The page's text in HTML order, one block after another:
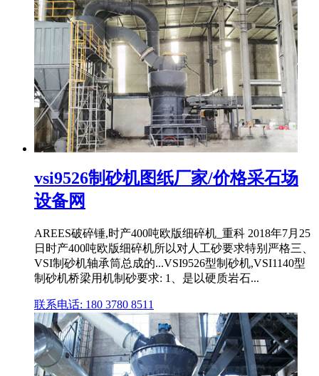
vsi9526制砂机图纸厂家/价格采石场
设备网
AREES破碎锤,时产400吨欧版细碎机_重科 2018年7月25
日时产400吨欧版细碎机所以对人工砂要求特别严格三、
VSI制砂机轴承筒总成的...VSI9526型制砂机,VSI1140型
制砂机桥梁用机制砂要求: 1、是以硬质岩石...
联系电话: 180 3780 8511